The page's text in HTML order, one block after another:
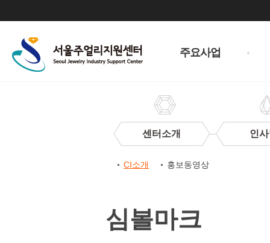
주요사업
센터소개 인
CI소개 홍보동영상
개
심볼마크